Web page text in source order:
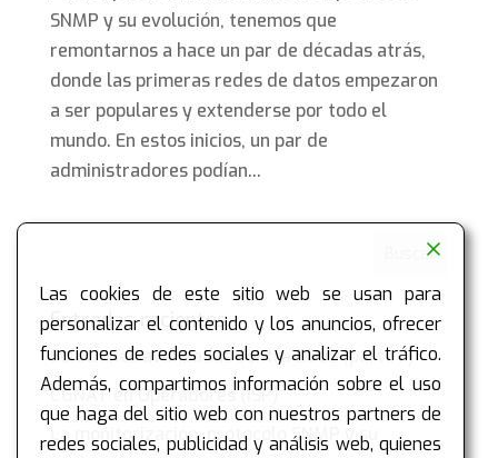
SNMP y su evolución, tenemos que
remontarnos a hace un par de décadas atrás,
donde las primeras redes de datos empezaron
a ser populares y extenderse por todo el
mundo. En estos inicios, un par de
administradores podían...
Entradas recientes
Soluciones avanzadas contra DDoS (parte II)
CGNAT en Operadores (ISP)
La monitorización, protocolo SNMP y su
Las cookies de este sitio web se usan para
personalizar el contenido y los anuncios, ofrecer
funciones de redes sociales y analizar el tráfico.
Además, compartimos información sobre el uso
que haga del sitio web con nuestros partners de
redes sociales, publicidad y análisis web, quienes